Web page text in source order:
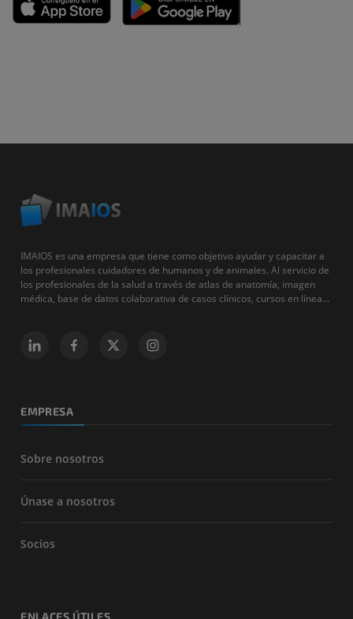
IMAIOS es una empresa que tiene como objetivo ayudar y capacitar a
los profesionales cuidadores de humanos y de animales. Al servicio de
los profesionales de la salud a través de atlas de anatomía, imagen
médica, base de datos colaborativa de casos clínicos, cursos en línea...
EMPRESA
Sobre nosotros
Únase a nosotros
Socios
ENLACES ÚTILES